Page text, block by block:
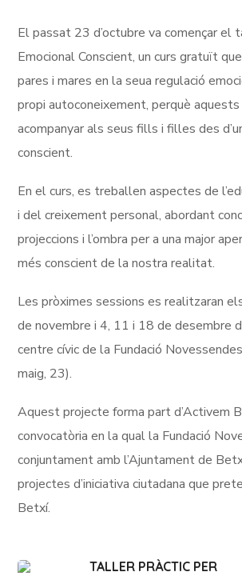
El passat 23 d’octubre va començar el
Emocional Conscient, un curs gratuït
pares i mares en la seua regulació
propi autoconeixement, perquè aquests
acompanyar als seus fills i filles des
conscient.
En el curs, es treballen aspectes de
i del creixement personal, abordant
projeccions i l’ombra per a una major
més conscient de la nostra realitat.
Les pròximes sessions es realitzaran
de novembre i 4, 11 i 18 de desembre
centre cívic de la Fundació
maig, 23).
Aquest projecte forma part d’Activem
convocatòria en la qual la Fundació
conjuntament amb l’Ajuntament de
projectes d’iniciativa ciutadana que
Betxí.
TALLER PRÀCTIC PER